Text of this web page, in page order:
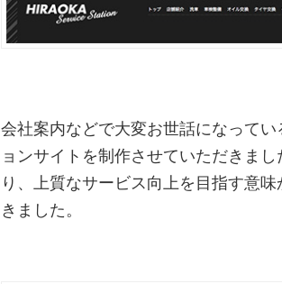
会社案内などで大変お世話になってい
ョンサイトを制作させていただきま
り、上質なサービス向上を目指す意
きました。